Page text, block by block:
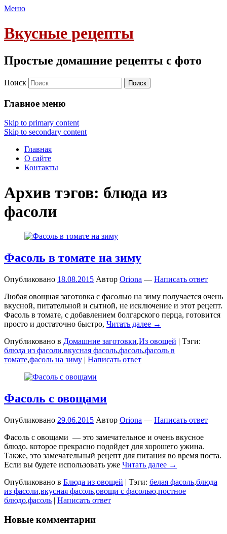
Меню
Вкусные рецепты
Простые домашние рецепты с фото
Поиск
Главное меню
Skip to primary content
Skip to secondary content
Главная
О сайте
Контакты
Архив тэгов: блюда из
фасоли
Фасоль в томате на зиму
Опубликовано 18.08.2015 Автор Oriona — Написать ответ
Любая овощная заготовка с фасолью на зиму получается очень
вкусной, питательной и сытной, не исключение и этот рецепт.
Фасоль в томате, с добавлением болгарского перца, готовится
просто и достаточно быстро, Читать далее →
Опубликовано в Домашние заготовки,Из овощей | Тэги:
блюда из фасоли,вкусная фасоль,фасоль,фасоль в
томате,фасоль на зиму | Написать ответ
Фасоль с овощами
Опубликовано 29.06.2015 Автор Oriona — Написать ответ
Фасоль с овощами — это замечательное и очень вкусное
блюдо. которое прекрасно подойдет для хорошего ужина.
Также, это замечательный рецепт для питания во время поста.
Если вы будете использовать уже Читать далее →
Опубликовано в Блюда из овощей | Тэги: белая фасоль,блюда
из фасоли,вкусная фасоль,овощи с фасолью,постное
блюдо,фасоль | Написать ответ
Новые комментарии